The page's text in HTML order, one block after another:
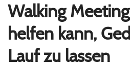
Walking
helfen kann,
Lauf zu lassen